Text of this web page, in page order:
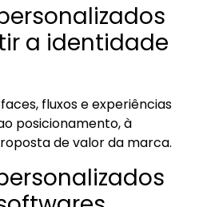
a identidade
fluxos e experiências
posicionamento, à
de valor da marca.